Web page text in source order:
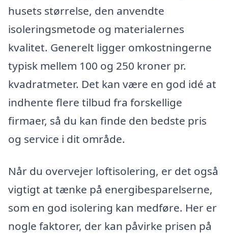
husets størrelse, den anvendte
isoleringsmetode og materialernes
kvalitet. Generelt ligger omkostningerne
typisk mellem 100 og 250 kroner pr.
kvadratmeter. Det kan være en god idé at
indhente flere tilbud fra forskellige
firmaer, så du kan finde den bedste pris
og service i dit område.
Når du overvejer loftisolering, er det også
vigtigt at tænke på energibesparelserne,
som en god isolering kan medføre. Her er
nogle faktorer, der kan påvirke prisen på